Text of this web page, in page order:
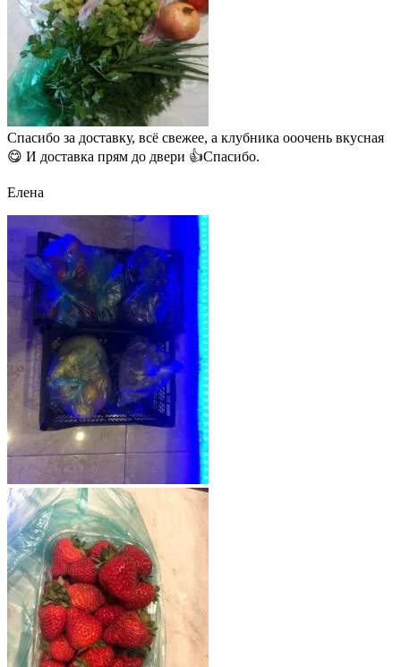
Спасибо за доставку, всё свежее, а клубника ооочень вкусная
😋 И доставка прям до двери 👍Спасибо.
Елена